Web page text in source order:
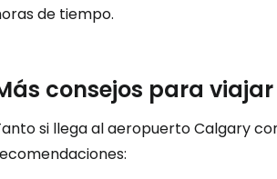
de tiempo.
consejos para
si llega al aeropuerto Calgary